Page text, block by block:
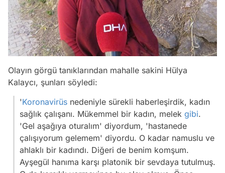
Olayın görgü tanıklarından mahalle sakini Hülya
Kalaycı, şunları söyledi:
'Koronavirüs nedeniyle sürekli haberleşirdik, kadın
sağlık çalışanı. Mükemmel bir kadın, melek gibi.
'Gel aşağıya oturalım' diyordum, 'hastanede
çalışıyorum gelemem' diyordu. O kadar namuslu ve
ahlaklı bir kadındı. Diğeri de benim komşum.
Ayşegül hanıma karşı platonik bir sevdaya tutulmuş.